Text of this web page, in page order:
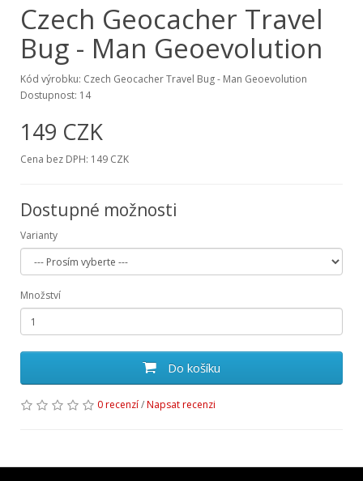
Czech Geocacher Travel
Bug - Man Geoevolution
Kód výrobku: Czech Geocacher Travel Bug - Man Geoevolution
Dostupnost: 14
149 CZK
Cena bez DPH: 149 CZK
Dostupné možnosti
Varianty
Množství
Do košíku
0 recenzí/Napsat recenzi